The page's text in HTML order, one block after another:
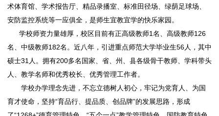
术体育馆、学术报告厅、精品录播室、标准田径场、绿荫足球场、
安防监控系统等一应俱全，是师生宜教宜学的快乐家园。
学校师资力量雄厚，校区目前有正高级教师1名、高级教师126
名、中级教师182名。近八年，引进重点师范大学毕业生56人，其中
硕士31人。拥有200多名国家、省、州、县各级骨干教师、学科带头
人、教学名师和优秀校长、优秀管理工作者。
学校办学理念先进，不忘立德树人初心，牢记为党育人、为国
育才使命，坚持“育品行、提品质、创品牌”的发展思路，形成